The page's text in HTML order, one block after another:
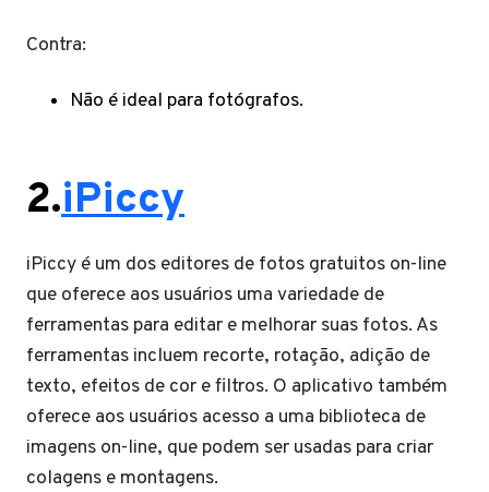
Contra:
Não é ideal para fotógrafos.
2.iPiccy
iPiccy é um dos editores de fotos gratuitos on-line
que oferece aos usuários uma variedade de
ferramentas para editar e melhorar suas fotos. As
ferramentas incluem recorte, rotação, adição de
texto, efeitos de cor e filtros. O aplicativo também
oferece aos usuários acesso a uma biblioteca de
imagens on-line, que podem ser usadas para criar
colagens e montagens.